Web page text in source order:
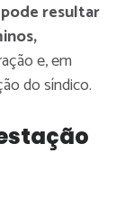
resultar
e, em
do síndico.